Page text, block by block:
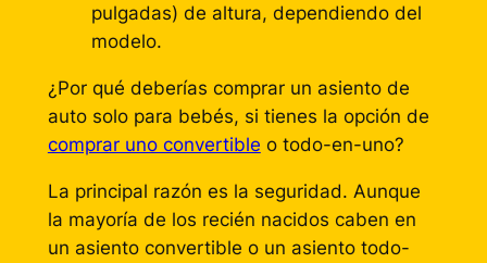
pulgadas) de altura, dependiendo del
modelo.
¿Por qué deberías comprar un asiento de
auto solo para bebés, si tienes la opción de
comprar uno convertible o todo-en-uno?
La principal razón es la seguridad. Aunque
la mayoría de los recién nacidos caben en
un asiento convertible o un asiento todo-